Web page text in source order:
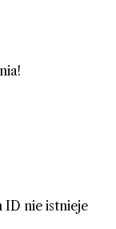
ID nie istnieje